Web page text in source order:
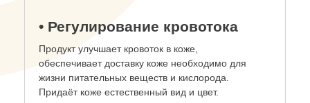
• Регулирование кровотока
Продукт улучшает кровоток в коже,
обеспечивает доставку коже необходимо для
жизни питательных веществ и кислорода.
Придаёт коже естественный вид и цвет.